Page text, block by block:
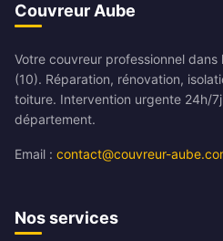
Couvreur Aube
Votre couvreur professionnel
(10). Réparation, rénovation,
toiture. Intervention urgente 24h/
département.
Email : contact@couvreur-
Nos services